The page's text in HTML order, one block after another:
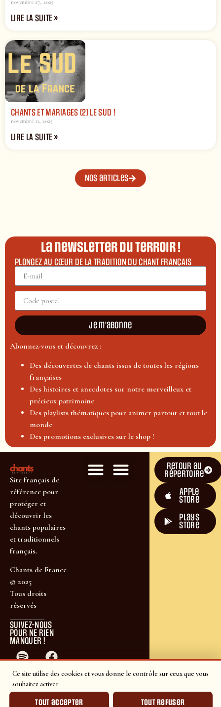
Ce site utilise des cookies et vous donne le contrôle sur ceux que vous
souhaitez activer
Tout accepter Tout refuser
novembre 27, 2025
LIRE LA SUITE »
CHANTS ET MARIAGES (2) LE SUD !
novembre 11, 2025
LIRE LA SUITE »
Nos articles
La newsletter du terroir !
PLONGEZ AU CŒUR DE LA TRADITION DU CHANT FRANÇAIS
Je m'abonne
Abonnez-vous et découvrez :
Des découvertes de chants issus de toutes les régions
françaises
Des histoires et anecdotes sur notre merveilleux et
précieux patrimoine
Des playlists thématiques pour animer partout et tout le
monde
Des promotions exclusives sur le shop !
Site français de
référence pour
protéger et
découvrir les
chants populaires
et traditionnels
français.
Chants de France
© 2025
Tous droits
réservés
SUIVEZ-NOUS
POUR NE RIEN
MANQUER !
Retour au
répertoire
Apple
Store
plays
store